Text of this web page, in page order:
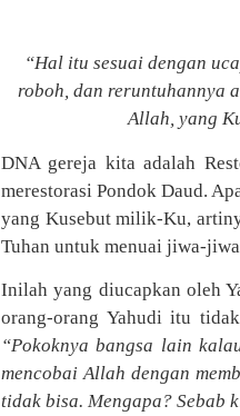
“Hal itu sesuai dengan
roboh, dan reruntuhannya
Allah, yang
DNA gereja kita adalah
merestorasi Pondok Daud.
yang Kusebut milik-Ku,
Tuhan untuk menuai jiwa-
Inilah yang diucapkan oleh
orang-orang Yahudi itu
“Pokoknya bangsa lain
mencobai Allah dengan
tidak bisa. Mengapa? Sebab